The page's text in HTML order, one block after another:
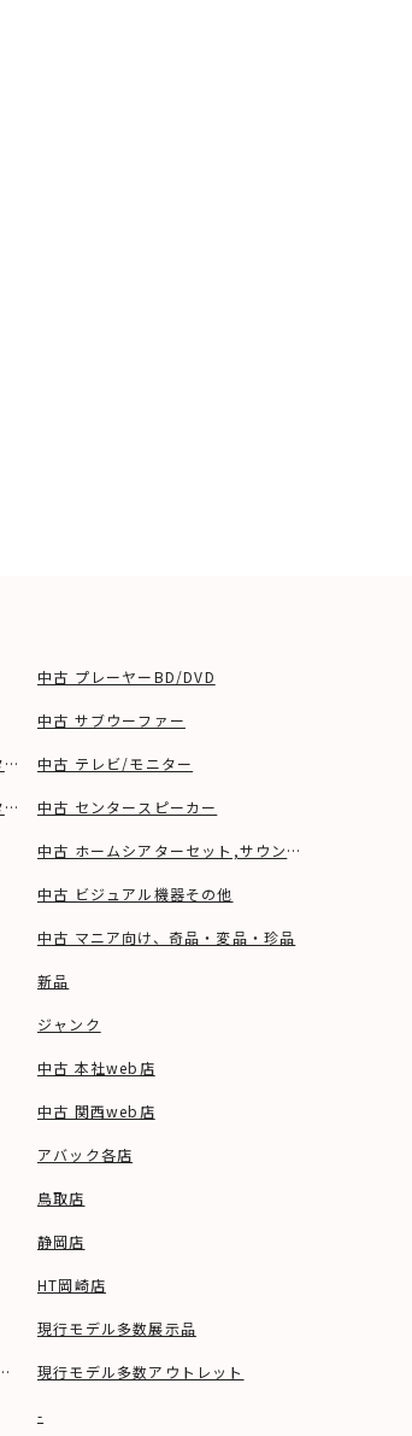
、ウーファー等)
ンド等)
ル等)
中古 プレーヤーBD/DVD
中古 サブウーファー
中古 テレビ/モニター
中古 センタースピーカー
中古 ホームシアターセット,サウンドバー
中古 ビジュアル機器その他
中古 マニア向け、奇品・変品・珍品
新品
ジャンク
中古 本社web店
中古 関西web店
アバック各店
鳥取店
静岡店
HT岡崎店
現行モデル多数展示品
現行モデル多数アウトレット
-